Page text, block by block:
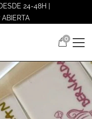
24-48H |
0